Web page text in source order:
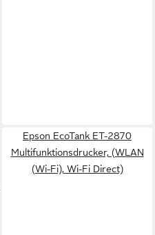
Epson EcoTank ET-2870
Multifunktionsdrucker, (WLAN
(Wi-Fi), Wi-Fi Direct)